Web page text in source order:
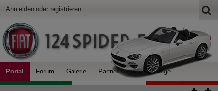
Anmelden oder registrieren
Portal Forum Galerie Partner Neue Beiträge